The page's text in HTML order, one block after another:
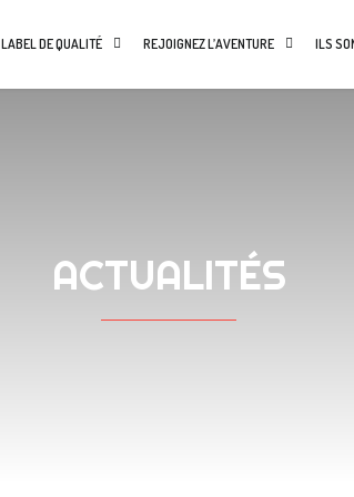
LABEL DE QUALITÉ REJOIGNEZ L’AVENTURE ILS
ACTUALITÉS